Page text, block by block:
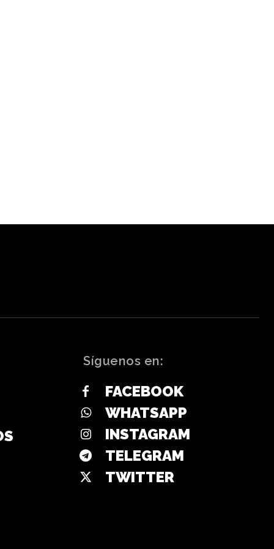
Síguenos en:
FACEBOOK
WHATSAPP
INSTAGRAM
TELEGRAM
TWITTER